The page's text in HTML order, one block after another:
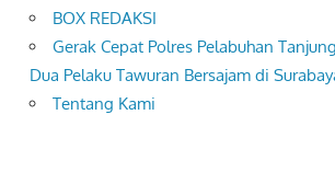
BOX REDAKSI
Gerak Cepat Polres Pelabuhan
Dua Pelaku Tawuran Bersajam di
Tentang Kami